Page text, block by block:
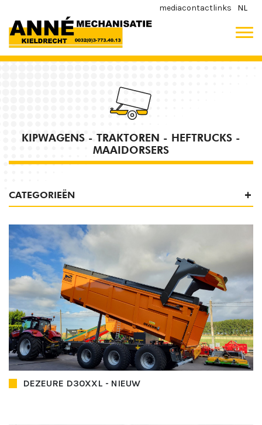
mediacontactlinks NL
KIPWAGENS - TRAKTOREN - HEFTRUCKS -
MAAIDORSERS
CATEGORIEËN
DEZEURE D30XXL - NIEUW